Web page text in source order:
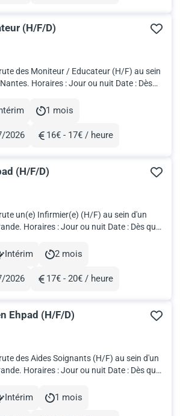
(H/F/D)
des Moniteur / Educateur (H/F) au sein
nuit Date : Dès
de santé, nous développons
Durée
1 mois
2026
Rémunération
16€ - 17€ / heure
(H/F/D)
un(e) Infirmier(e) (H/F) au sein d'un
: Dès que
de santé, nous développons votre
Intérim
Durée
2 mois
2026
Rémunération
17€ - 20€ / heure
Ehpad (H/F/D)
des Aides Soignants (H/F) au sein d'un
: Dès que
de
Intérim
Durée
1 mois